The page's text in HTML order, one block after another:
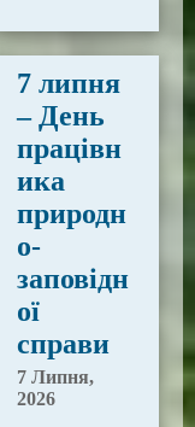
7 липня
– День
працівн
ика
природн
о-
заповідн
ої
справи
7 Липня,
2026